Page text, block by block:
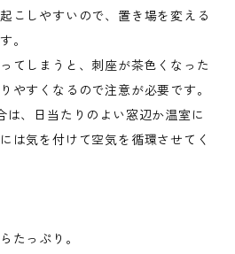
こしやすいので、置き場を変える
。
てしまうと、刺座が茶色くなった
やすくなるので注意が必要です。
、日当たりのよい窓辺か温室に
は気を付けて空気を循環させてく
たっぷり。